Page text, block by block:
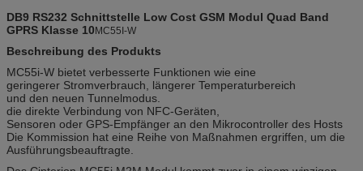
DB9 RS232 Schnittstelle Low Cost GSM Modul Quad Band
GPRS Klasse 10MC55I-W
Beschreibung des Produkts
MC55i-W bietet verbesserte Funktionen wie eine
geringerer Stromverbrauch, längerer Temperaturbereich
und den neuen Tunnelmodus.
die direkte Verbindung von NFC-Geräten,
Sensoren oder GPS-Empfänger an den Mikrocontroller des Hosts
Die Kommission hat eine Reihe von Maßnahmen ergriffen, um die
Ausführungsbeauftragte.